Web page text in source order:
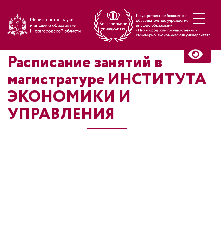
Расписание занятий в
магистратуре ИНСТИТУТА
ЭКОНОМИКИ И
УПРАВЛЕНИЯ